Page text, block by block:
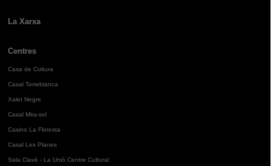
La Xarxa
Centres
Casa de Cultura
Casal Torreblanca
Xalet Negre
Casal Mira-sol
Casino La Floresta
Casal Les Planes
Sala Clavé - La Unió Centre Cultural